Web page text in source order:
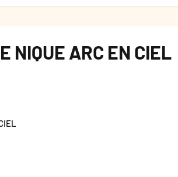
NIQUE ARC EN CIEL